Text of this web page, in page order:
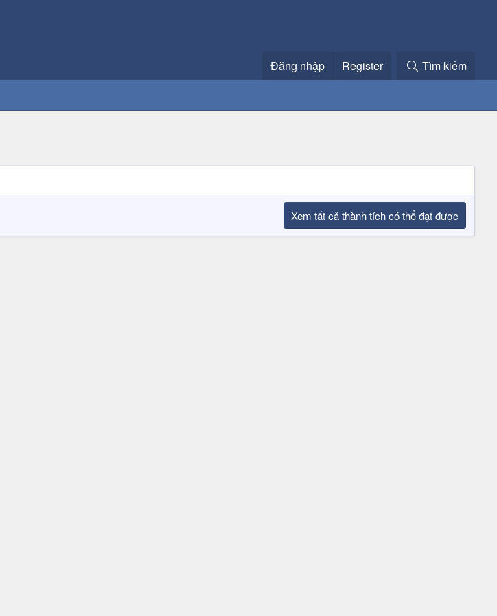
Đăng nhập Register Tìm kiếm
Xem tất cả thành tích có thể đạt được